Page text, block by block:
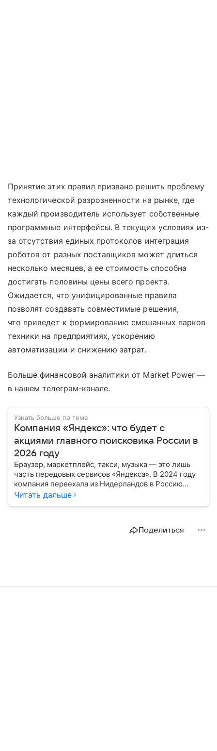
Принятие этих правил призвано решить проблему
технологической разрозненности на рынке, где
каждый производитель использует собственные
программные интерфейсы. В текущих условиях из-
за отсутствия единых протоколов интеграция
роботов от разных поставщиков может длиться
несколько месяцев, а ее стоимость способна
достигать половины цены всего проекта.
Ожидается, что унифицированные правила
позволят создавать совместимые решения,
что приведет к формированию смешанных парков
техники на предприятиях, ускорению
автоматизации и снижению затрат.
Больше финансовой аналитики от Market Power —
в нашем телеграм-канале.
Узнать больше по теме
Компания «Яндекс»: что будет с
акциями главного поисковика России в
2026 году
Браузер, маркетплейс, такси, музыка — это лишь
часть передовых сервисов «Яндекса». В 2024 году
компания переехала из Нидерландов в Россию
и сменила собственников. Как это отразится на ее
Читать дальше
Поделиться